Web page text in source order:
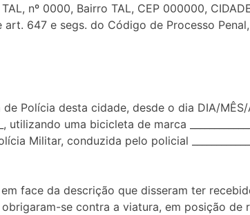
nº 0000, Bairro TAL, CEP 000000,
647 e segs. do Código de Processo Penal,
Polícia desta cidade, desde o dia DIA/
utilizando uma bicicleta de marca
Militar, conduzida pelo policial
face da descrição que disseram ter
se contra a viatura, em posição de